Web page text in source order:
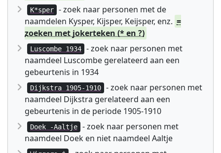
K*sper
- zoek naar personen met de
naamdelen Kysper, Kijsper, Keijsper, enz. =
zoeken met jokerteken (* en ?)
Luscombe 1934
- zoek naar personen met
naamdeel Luscombe gerelateerd aan een
gebeurtenis in 1934
Dijkstra 1905-1910
- zoek naar personen met
naamdeel Dijkstra gerelateerd aan een
gebeurtenis in de periode 1905-1910
Doek -Aaltje
- zoek naar personen met
naamdeel Doek en niet naamdeel Aaltje